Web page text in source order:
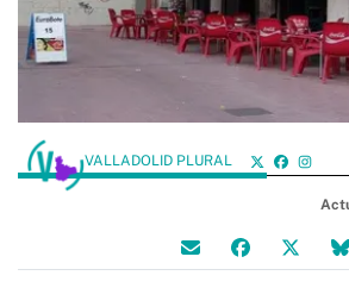
VALLADOLID PLURAL